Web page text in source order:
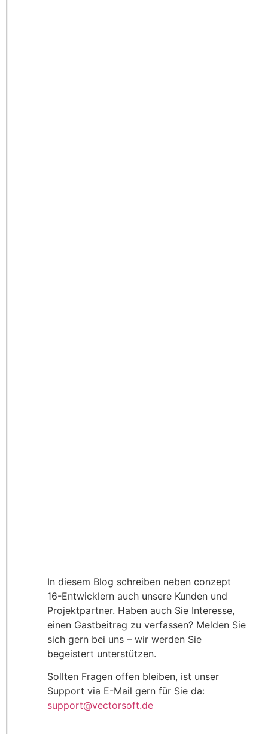
In diesem Blog schreiben neben conzept
16-Entwicklern auch unsere Kunden und
Projektpartner. Haben auch Sie Interesse,
einen Gastbeitrag zu verfassen? Melden Sie
sich gern bei uns – wir werden Sie
begeistert unterstützen.
Sollten Fragen offen bleiben, ist unser
Support via E-Mail gern für Sie da:
support@vectorsoft.de